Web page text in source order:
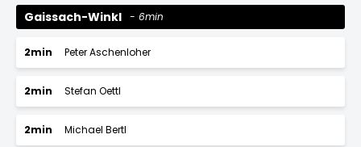
Gaissach-Winkl 6min
2min Peter Aschenloher
2min Stefan Oettl
2min Michael Bertl